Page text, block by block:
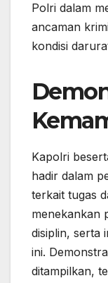
Polri dalam
ancaman
kondisi
Kapolri
hadir dalam
terkait tugas
menekankan
disiplin, serta
ini.
ditampilkan,